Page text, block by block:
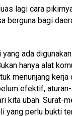
lagi cara
berguna bagi
ada
hanya alat
menunjang kerja
efektif,
kita ubah. Surat-
yang perlu bukti